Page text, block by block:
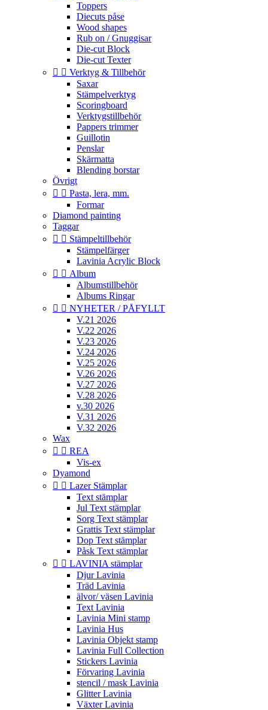
Toppers
Diecuts påse
Wood shapes
Rub on / Gnuggisar
Die-cut Block
Die-cut Texter
  Verktyg & Tillbehör
Saxar
Stämpelverktyg
Scoringboard
Verktygstillbehör
Pappers trimmer
Guillotin
Penslar
Skärmatta
Blending borstar
Övrigt
  Pasta, lera, mm.
Formar
Diamond painting
Taggar
  Stämpeltillbehör
Stämpelfärger
Lavinia Acrylic Block
  Album
Albumstillbehör
Albums Ringar
  NYHETER / PÅFYLLT
V.21 2026
V.22 2026
V.23 2026
V.24 2026
V.25 2026
V.26 2026
V.27 2026
V.28 2026
v.30 2026
V.31 2026
V.32 2026
Wax
  REA
Vis-ex
Dyamond
  Lazer Stämplar
Text stämplar
Jul Text stämplar
Sorg Text stämplar
Grattis Text stämplar
Dop Text stämplar
Påsk Text stämplar
  LAVINIA stämplar
Djur Lavinia
Träd Lavinia
älvor/ väsen Lavinia
Text Lavinia
Lavinia Mini stamp
Lavinia Hus
Lavinia Objekt stamp
Lavinia Full Collection
Stickers Lavinia
Förvaring Lavinia
stencil / mask Lavinia
Glitter Lavinia
Växter Lavinia